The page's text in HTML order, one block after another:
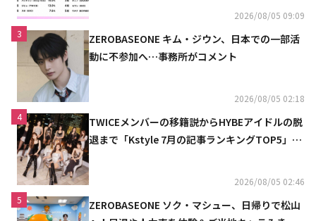
2026/08/05 09:09
3
ZEROBASEONE キム・ジウン、日本での一部活
動に不参加へ…事務所がコメント
2026/08/05 02:18
4
TWICEメンバーの移籍説からHYBEアイドルの脱
退まで「Kstyle 7月の記事ランキングTOP5」を
2026/08/05 02:46
5
ZEROBASEONE ソク・マシュー、日帰りで松山